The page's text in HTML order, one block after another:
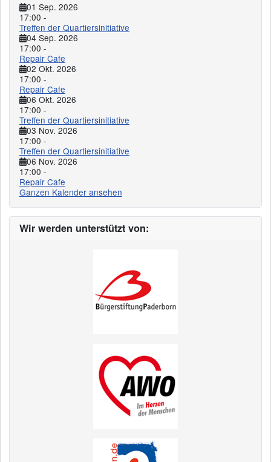
01 Sep. 2026
17:00 -
Treffen der Quartiersinitiative
04 Sep. 2026
17:00 -
Repair Cafe
02 Okt. 2026
17:00 -
Repair Cafe
06 Okt. 2026
17:00 -
Treffen der Quartiersinitiative
03 Nov. 2026
17:00 -
Treffen der Quartiersinitiative
06 Nov. 2026
17:00 -
Repair Cafe
Ganzen Kalender ansehen
Wir werden unterstützt von: